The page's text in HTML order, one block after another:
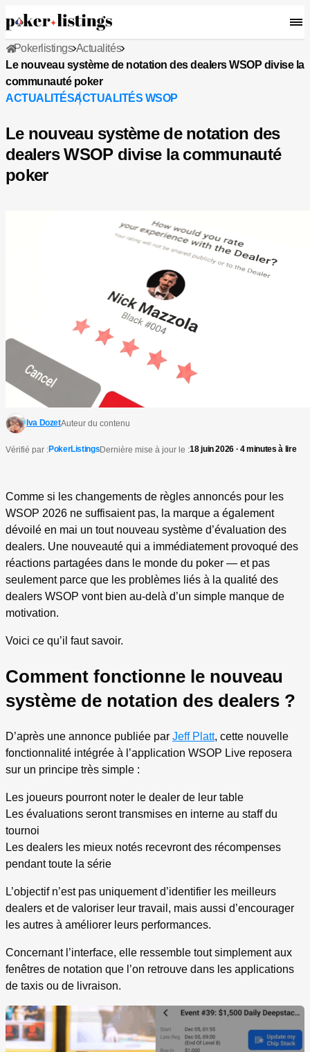
Pokerlistings Actualités
Le nouveau système de notation des dealers WSOP divise la
communauté poker
ACTUALITÉSACTUALITÉS WSOP
Le nouveau système de notation des
dealers WSOP divise la communauté
poker
Iva DozetAuteur du contenu
Vérifié par :PokerListingsDernière mise à jour le :18 juin 2026 · 4 minutes à lire
Comme si les changements de règles annoncés pour les
WSOP 2026 ne suffisaient pas, la marque a également
dévoilé en mai un tout nouveau système d’évaluation des
dealers. Une nouveauté qui a immédiatement provoqué des
réactions partagées dans le monde du poker — et pas
seulement parce que les problèmes liés à la qualité des
dealers WSOP vont bien au-delà d’un simple manque de
motivation.
Voici ce qu’il faut savoir.
Comment fonctionne le nouveau
système de notation des dealers ?
D’après une annonce publiée par Jeff Platt, cette nouvelle
fonctionnalité intégrée à l’application WSOP Live reposera
sur un principe très simple :
Les joueurs pourront noter le dealer de leur table
Les évaluations seront transmises en interne au staff du
tournoi
Les dealers les mieux notés recevront des récompenses
pendant toute la série
L’objectif n’est pas uniquement d’identifier les meilleurs
dealers et de valoriser leur travail, mais aussi d’encourager
les autres à améliorer leurs performances.
Concernant l’interface, elle ressemble tout simplement aux
fenêtres de notation que l’on retrouve dans les applications
de taxis ou de livraison.